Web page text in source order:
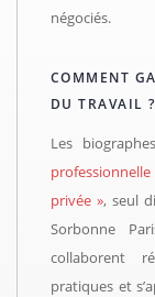
négociés.
COMMENT
DU TRAVAIL ?
Les
privée », seul
Sorbonne
collaborent
pratiques et